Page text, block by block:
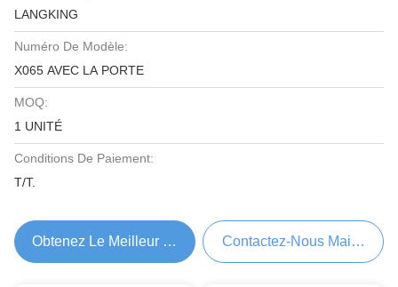
LANGKING
Numéro De Modèle:
X065 AVEC LA PORTE
MOQ:
1 UNITÉ
Conditions De Paiement:
T/T.
Obtenez Le Meilleur Prix Contactez-Nous Maintenant